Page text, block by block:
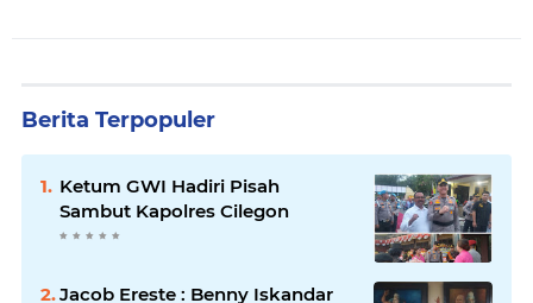
Berita Terpopuler
Ketum GWI Hadiri Pisah
Sambut Kapolres Cilegon
Jacob Ereste : Benny Iskandar